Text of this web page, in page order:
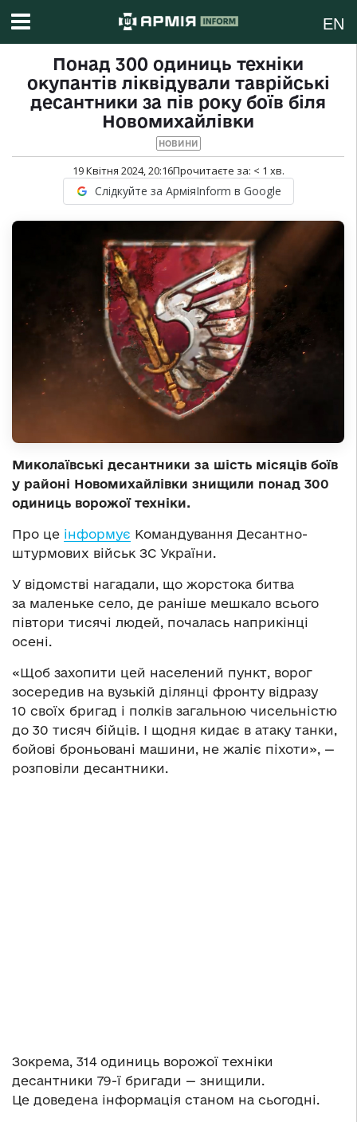
EN
Понад 300 одиниць техніки
окупантів ліквідували таврійські
десантники за пів року боїв біля
Новомихайлівки
НОВИНИ
19 Квітня 2024, 20:16Прочитаєте за: < 1 хв.
Слідкуйте за АрміяInform в Google
Миколаївські десантники за шість місяців боїв
у районі Новомихайлівки знищили понад 300
одиниць ворожої техніки.
Про це інформує Командування Десантно-
штурмових військ ЗС України.
У відомстві нагадали, що жорстока битва
за маленьке село, де раніше мешкало всього
півтори тисячі людей, почалась наприкінці
осені.
«Щоб захопити цей населений пункт, ворог
зосередив на вузькій ділянці фронту відразу
10 своїх бригад і полків загальною чисельністю
до 30 тисяч бійців. І щодня кидає в атаку танки,
бойові броньовані машини, не жаліє піхоти», —
розповіли десантники.
Зокрема, 314 одиниць ворожої техніки
десантники 79-ї бригади — знищили.
Це доведена інформація станом на сьогодні.